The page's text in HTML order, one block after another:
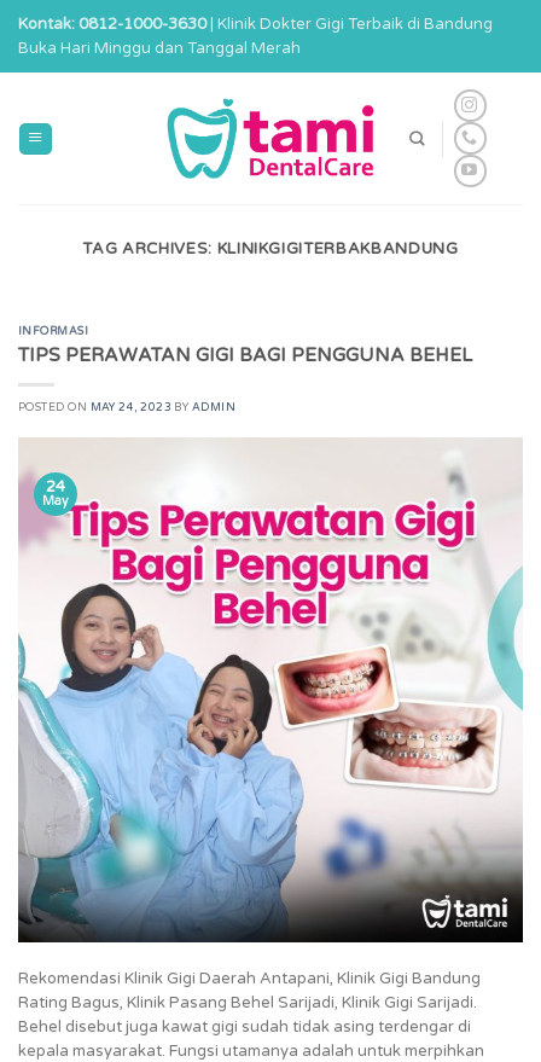
Skip
content
Kontak: 0812-1000-3630| Klinik Dokter Gigi Terbaik di Bandung
Buka Hari Minggu dan Tanggal Merah
TAG ARCHIVES: KLINIKGIGITERBAKBANDUNG
INFORMASI
TIPS PERAWATAN GIGI BAGI PENGGUNA BEHEL
POSTED ON MAY 24, 2023 BY ADMIN
24
May
Rekomendasi Klinik Gigi Daerah Antapani, Klinik Gigi Bandung
Rating Bagus, Klinik Pasang Behel Sarijadi, Klinik Gigi Sarijadi.
Behel disebut juga kawat gigi sudah tidak asing terdengar di
kepala masyarakat. Fungsi utamanya adalah untuk merpihkan